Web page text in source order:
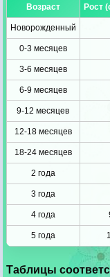
Возраст Рост
Новорожденный
0-3 месяцев
3-6 месяцев
6-9 месяцев
9-12 месяцев
12-18 месяцев
18-24 месяцев
2 года
3 года
4 года
5 года
Таблицы